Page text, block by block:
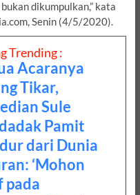
dikumpulkan,” kata
Senin (4/5/2020).
Trending :
Acaranya
Tikar,
Sule
Pamit
dari Dunia
‘Mohon
pada